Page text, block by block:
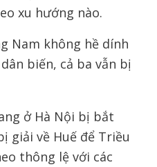
xu hướng nào.
Nam không hề dính
biến, cả ba vẫn bị
ở Hà Nội bị bắt
giải về Huế để Triều
thông lệ với các